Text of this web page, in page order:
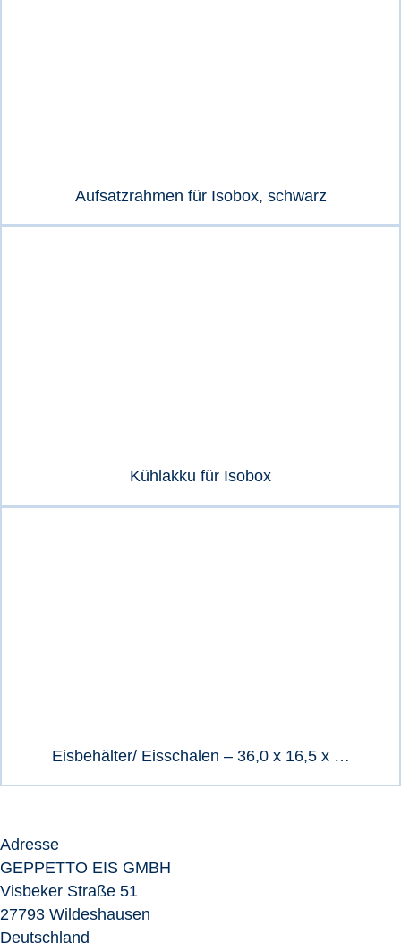
Aufsatzrahmen für Isobox, schwarz
Kühlakku für Isobox
Eisbehälter/ Eisschalen – 36,0 x 16,5 x …
Adresse
GEPPETTO EIS GMBH
Visbeker Straße 51
27793 Wildeshausen
Deutschland